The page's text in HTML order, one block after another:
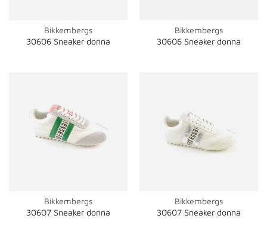
Bikkembergs
30606 Sneaker donna
Bikkembergs
30606 Sneaker donna
Bikkembergs
30607 Sneaker donna
Bikkembergs
30607 Sneaker donna